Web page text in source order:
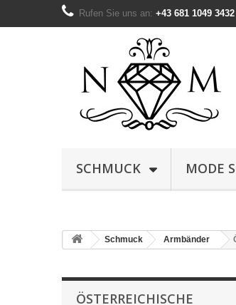
Rufen Sie uns an: +43 681 1049
SCHMUCK MODE
Schmuck Armbänder
ÖSTERREICHISCHE